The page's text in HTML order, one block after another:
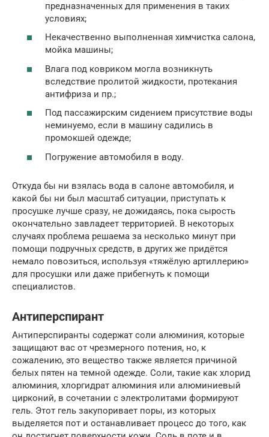
предназначенных для применения в таких
условиях;
Некачественно выполненная химчистка салона,
мойка машины;
Влага под ковриком могла возникнуть
вследствие пролитой жидкости, протекания
антифриза и пр.;
Под пассажирским сидением присутствие воды
неминуемо, если в машину садились в
промокшей одежде;
Погружение автомобиля в воду.
Откуда бы ни взялась вода в салоне автомобиля, и
какой бы ни был масштаб ситуации, приступать к
просушке лучше сразу, не дожидаясь, пока сырость
окончательно завладеет территорией. В некоторых
случаях проблема решаема за несколько минут при
помощи подручных средств, в других же придётся
немало повозиться, используя «тяжёлую артиллерию»
для просушки или даже прибегнуть к помощи
специалистов.
Антиперспирант
Антиперспиранты содержат соли алюминия, которые
защищают вас от чрезмерного потения, но, к
сожалению, это вещество также является причиной
белых пятен на темной одежде. Соли, такие как хлорид
алюминия, хлоргидрат алюминия или алюминиевый
цирконий, в сочетании с электролитами формируют
гель. Этот гель закупоривает поры, из которых
выделяется пот и останавливает процесс до того, как